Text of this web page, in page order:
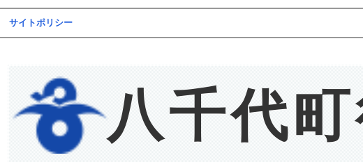
サイトポリシー
八千代